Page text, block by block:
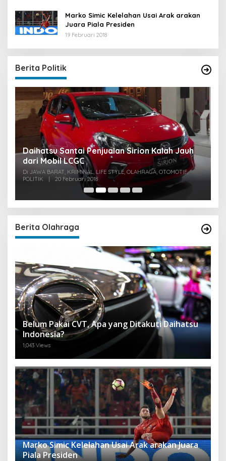
Marko Simic Kelelahan Usai Arak arakan
Juara Piala Presiden
19 Februari 2018
Berita Politik
Daihatsu Santai Penjualan Sirion Kalah Jauh
dari Mobil LCGC
Di JAWA BARAT, KRIMINAL, LIFE STYLE, OLAHRAGA, OTOMOTIF,
POLITIK
| 20 Februari 2018
Berita Olahraga
Belum Pakai CVT, Apa yang Ditakuti Daihatsu
Indonesia?
1,043 Views
Marko Simic Kelelahan Usai Arak arakan Juara
Piala Presiden